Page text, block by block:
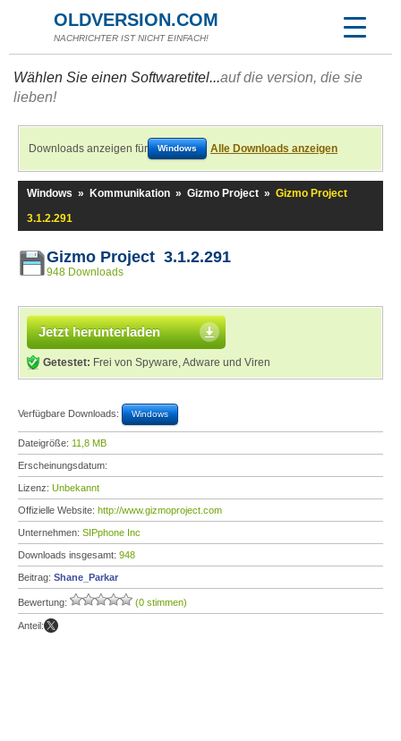
OLDVERSION.COM
NACHRICHTER IST NICHT EINFACH!
Wählen Sie einen Softwaretitel...auf die version, die sie
lieben!
Downloads anzeigen für Windows Alle Downloads anzeigen
Windows » Kommunikation » Gizmo Project » Gizmo Project
3.1.2.291
Gizmo Project 3.1.2.291
948 Downloads
Jetzt herunterladen
Getestet: Frei von Spyware, Adware und Viren
Verfügbare Downloads: Windows
Dateigröße: 11,8 MB
Erscheinungsdatum:
Lizenz: Unbekannt
Offizielle Website: http://www.gizmoproject.com
Unternehmen: SIPphone Inc
Downloads insgesamt: 948
Beitrag: Shane_Parkar
Bewertung: (0 stimmen)
Anteil: